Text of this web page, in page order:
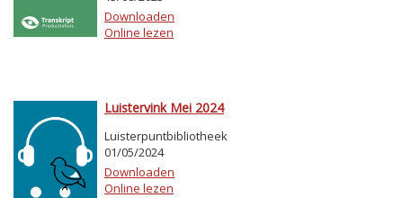
Downloaden
Online lezen
Luistervink Mei 2024
Luisterpuntbibliotheek
01/05/2024
Downloaden
Online lezen